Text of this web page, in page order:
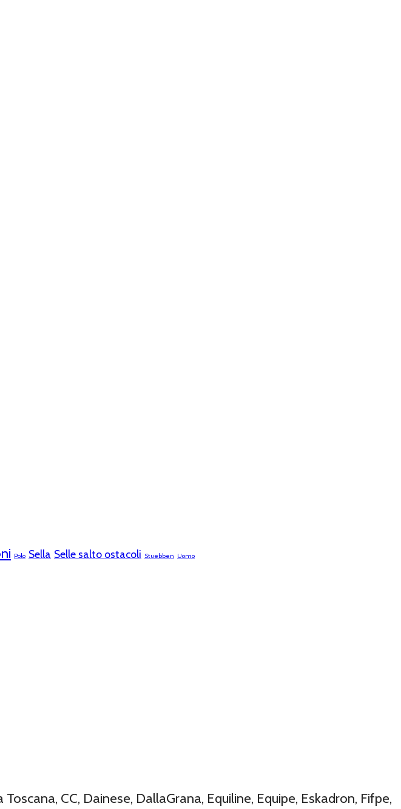
Polo Sella Selle salto ostacoli Stuebben Uomo
CC, Dainese, DallaGrana, Equiline, Equipe, Eskadron, Fifpe,